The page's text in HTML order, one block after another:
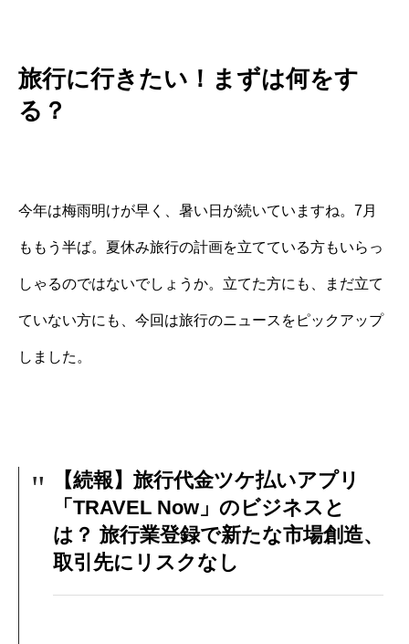
旅行に行きたい！まずは何をす
る？
今年は梅雨明けが早く、暑い日が続いていますね。7月
ももう半ば。夏休み旅行の計画を立てている方もいらっ
しゃるのではないでしょうか。立てた方にも、まだ立て
ていない方にも、今回は旅行のニュースをピックアップ
しました。
【続報】旅行代金ツケ払いアプリ
「TRAVEL Now」のビジネスと
は？ 旅行業登録で新たな市場創造、
取引先にリスクなし